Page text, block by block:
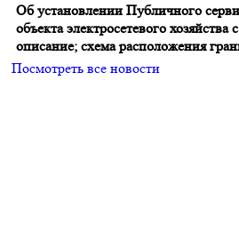
Об установлении Публичного
объекта электросетевого
описание; схема расположения
Посмотреть все новости